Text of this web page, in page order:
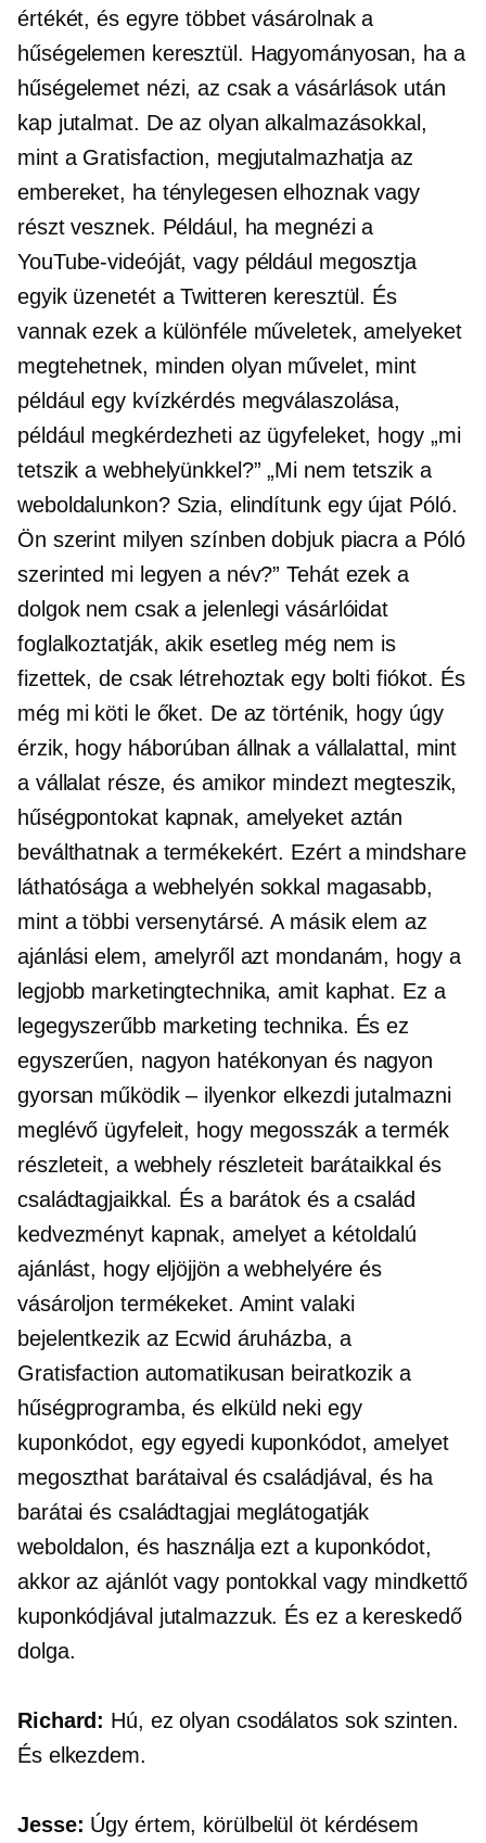
értékét, és egyre többet vásárolnak a
hűségelemen keresztül. Hagyományosan, ha a
hűségelemet nézi, az csak a vásárlások után
kap jutalmat. De az olyan alkalmazásokkal,
mint a Gratisfaction, megjutalmazhatja az
embereket, ha ténylegesen elhoznak vagy
részt vesznek. Például, ha megnézi a
YouTube-videóját, vagy például megosztja
egyik üzenetét a Twitteren keresztül. És
vannak ezek a különféle műveletek, amelyeket
megtehetnek, minden olyan művelet, mint
például egy kvízkérdés megválaszolása,
például megkérdezheti az ügyfeleket, hogy „mi
tetszik a webhelyünkkel?” „Mi nem tetszik a
weboldalunkon? Szia, elindítunk egy újat Póló.
Ön szerint milyen színben dobjuk piacra a Póló
szerinted mi legyen a név?” Tehát ezek a
dolgok nem csak a jelenlegi vásárlóidat
foglalkoztatják, akik esetleg még nem is
fizettek, de csak létrehoztak egy bolti fiókot. És
még mi köti le őket. De az történik, hogy úgy
érzik, hogy háborúban állnak a vállalattal, mint
a vállalat része, és amikor mindezt megteszik,
hűségpontokat kapnak, amelyeket aztán
beválthatnak a termékekért. Ezért a mindshare
láthatósága a webhelyén sokkal magasabb,
mint a többi versenytársé. A másik elem az
ajánlási elem, amelyről azt mondanám, hogy a
legjobb marketingtechnika, amit kaphat. Ez a
legegyszerűbb marketing technika. És ez
egyszerűen, nagyon hatékonyan és nagyon
gyorsan működik – ilyenkor elkezdi jutalmazni
meglévő ügyfeleit, hogy megosszák a termék
részleteit, a webhely részleteit barátaikkal és
családtagjaikkal. És a barátok és a család
kedvezményt kapnak, amelyet a kétoldalú
ajánlást, hogy eljöjjön a webhelyére és
vásároljon termékeket. Amint valaki
bejelentkezik az Ecwid áruházba, a
Gratisfaction automatikusan beiratkozik a
hűségprogramba, és elküld neki egy
kuponkódot, egy egyedi kuponkódot, amelyet
megoszthat barátaival és családjával, és ha
barátai és családtagjai meglátogatják
weboldalon, és használja ezt a kuponkódot,
akkor az ajánlót vagy pontokkal vagy mindkettő
kuponkódjával jutalmazzuk. És ez a kereskedő
dolga.
Richard: Hú, ez olyan csodálatos sok szinten.
És elkezdem.
Jesse: Úgy értem, körülbelül öt kérdésem